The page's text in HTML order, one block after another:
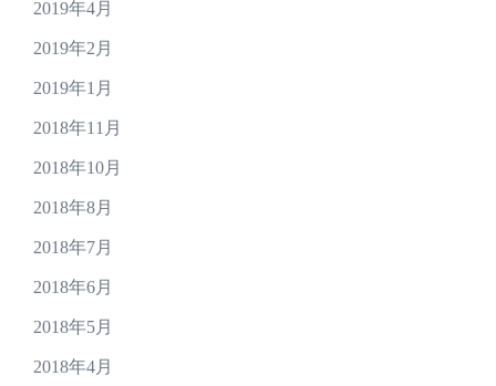
2019年4月
2019年2月
2019年1月
2018年11月
2018年10月
2018年8月
2018年7月
2018年6月
2018年5月
2018年4月